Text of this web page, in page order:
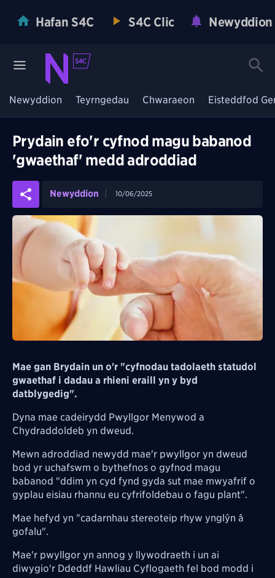
Hafan S4C S4C Clic Newyddion
Newyddion Teyrngedau Chwaraeon Eisteddfod
Prydain efo'r cyfnod magu babanod
'gwaethaf' medd adroddiad
Newyddion 10/06/2025
Mae gan Brydain un o'r "cyfnodau tadolaeth statudol
gwaethaf i dadau a rhieni eraill yn y byd
datblygedig".
Dyna mae cadeirydd Pwyllgor Menywod a
Chydraddoldeb yn dweud.
Mewn adroddiad newydd mae'r pwyllgor yn dweud
bod yr uchafswm o bythefnos o gyfnod magu
babanod "ddim yn cyd fynd gyda sut mae mwyafrif o
gyplau eisiau rhannu eu cyfrifoldebau o fagu plant".
Mae hefyd yn "cadarnhau stereoteip rhyw ynglŷn â
gofalu".
Mae'r pwyllgor yn annog y llywodraeth i un ai
diwygio'r Ddeddf Hawliau Cyflogaeth fel bod modd i